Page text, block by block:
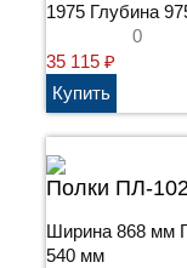
1975 Глубина
0
35 115 ₽
Полки ПЛ-
Ширина 868 мм
540 мм